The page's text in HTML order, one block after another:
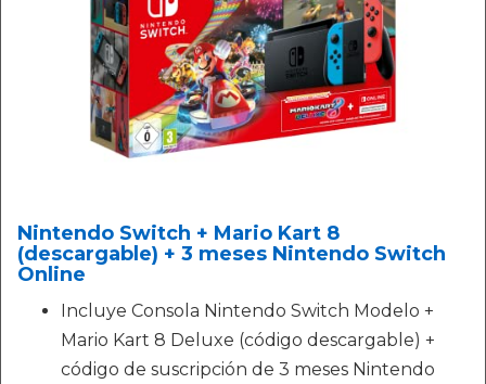
Nintendo Switch + Mario Kart 8
(descargable) + 3 meses Nintendo Switch
Online
Incluye Consola Nintendo Switch Modelo +
Mario Kart 8 Deluxe (código descargable) +
código de suscripción de 3 meses Nintendo